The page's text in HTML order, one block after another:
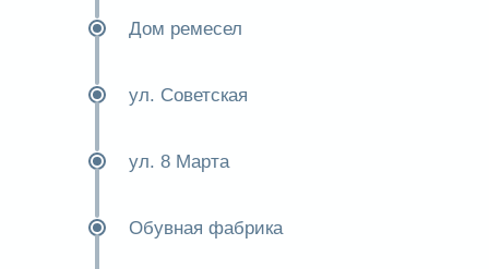
Дом ремесел
ул. Советская
ул. 8 Марта
Обувная фабрика